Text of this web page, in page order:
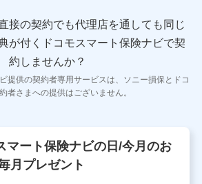
築年数などの情報、ペットの種類や年
が含まれます。
者の範囲】
NTTドコモが提供する保険関連サービ
登録受付および管理のため
接の契約でも代理店を通しても同じ
が付くドコモスマート保険ナビで契
約しませんか？
提供の契約者専用サービスは、ソニー損保とドコ
者さまへの提供はございません。
マート保険ナビの日/今月のお
月プレゼント